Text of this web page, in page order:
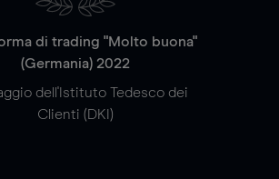
di trading "Molto buona"
(Germania) 2022
dell'Istituto Tedesco dei
Clienti (DKI)